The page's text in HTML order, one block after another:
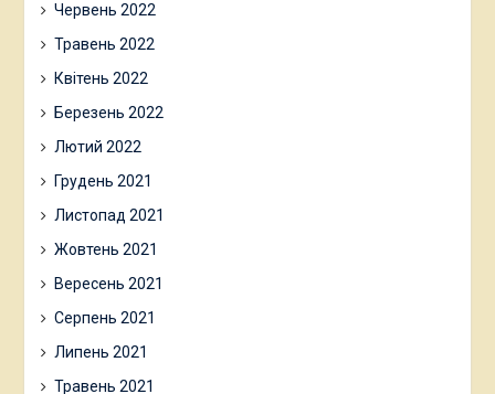
Червень 2022
Травень 2022
Квітень 2022
Березень 2022
Лютий 2022
Грудень 2021
Листопад 2021
Жовтень 2021
Вересень 2021
Серпень 2021
Липень 2021
Травень 2021